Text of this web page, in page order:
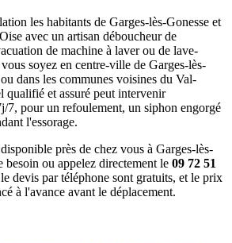
les habitants de Garges-lès-Gonesse et
avec un artisan déboucheur de
de machine à laver ou de lave-
soyez en centre-ville de Garges-lès-
dans les communes voisines du Val-
qualifié et assuré peut intervenir
7, pour un refoulement, un siphon engorgé
l'essorage.
près de chez vous à Garges-lès-
besoin ou appelez directement le 09 72 51
devis par téléphone sont gratuits, et le prix
à l'avance avant le déplacement.